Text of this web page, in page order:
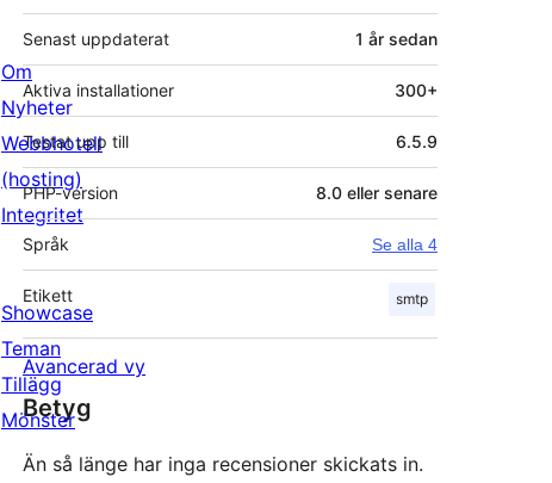
Senast uppdaterat 1 år sedan
Aktiva installationer 300+
Testat upp till 6.5.9
PHP-version 8.0 eller senare
Språk Se alla 4
Etikett smtp
Avancerad vy
Betyg
Än så länge har inga recensioner skickats in.
Om
Nyheter
Webbhotell
(hosting)
Integritet
Showcase
Teman
Tillägg
Mönster